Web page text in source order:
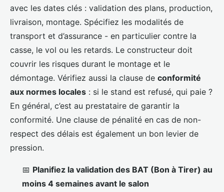
avec les dates clés : validation des plans, production,
livraison, montage. Spécifiez les modalités de
transport et d’assurance - en particulier contre la
casse, le vol ou les retards. Le constructeur doit
couvrir les risques durant le montage et le
démontage. Vérifiez aussi la clause de conformité
aux normes locales : si le stand est refusé, qui paie ?
En général, c’est au prestataire de garantir la
conformité. Une clause de pénalité en cas de non-
respect des délais est également un bon levier de
pression.
📅 Planifiez la validation des BAT (Bon à Tirer) au
moins 4 semaines avant le salon